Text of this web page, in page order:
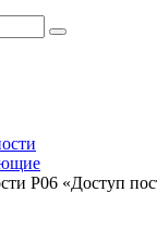
P06 «Доступ